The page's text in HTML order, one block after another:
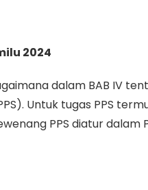
2024
dalam BAB IV
Untuk tugas PPS
PPS diatur dalam